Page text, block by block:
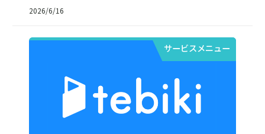
2026/6/16
サービスメニュー